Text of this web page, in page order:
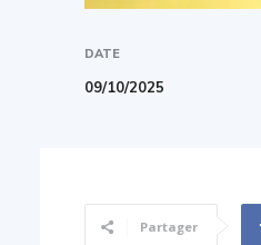
DATE
09/10/2025
Partager